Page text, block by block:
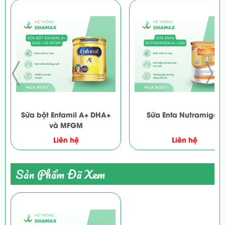
Phốt pho giúp hỗ trợ hình thành và phát triển hệ
xương của thai nhi, ngăn ngừa loãng xương ở
mẹ.
Bổ sung OPTIMUM MAMA GOLD ngay từ
những tuần đầu tiên của thai kỳ
Đây là giai đoạn bà bầu bắt đầu xuất hiện sự
thay đổi về tâm sinh lý với các biểu hiện ốm
bón… Bổ sung OPTIMUM MAMA GOLD ngay
từ những tuần đầu tiên của thai kỳ giúp bà bầu
có sức khoẻ, sức đề kháng để giảm thiểu ốm
nghén, cung cấp dinh dưỡng đầy đủ.
Bổ sung OPTIMUM MAMA GOLD trong giai
đoạn tam cá nguyệt thứ 2 (3 tháng giữa của thai
Ở tháng thứ 3 của thai kỳ trở đi là thời điểm
uống sữa bầu tốt, hầu hết các bà bầu đã hết các
Sữa bột Enfamil A+ DHA+
và MFGM
Liên hệ
Sữa Enfa Nutramigen
Liên hệ
Sản Phẩm Đã Xem